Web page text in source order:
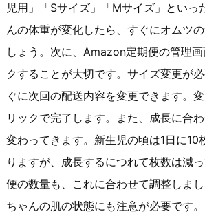
児用」「Sサイズ」「Mサイズ」といっ
んの体重が変化したら、すぐにオムツ
しょう。次に、Amazon定期便の管理
クすることが大切です。サイズ変更が
ぐに次回の配送内容を変更できます。
リックで完了します。また、成長に合
変わってきます。新生児の頃は1日に10
りますが、成長するにつれて枚数は減
便の数量も、これに合わせて調整しま
ちゃんの肌の状態にも注意が必要です